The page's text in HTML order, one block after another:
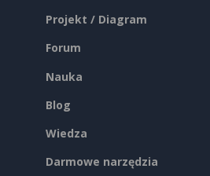
Projekt / Diagram
Forum
Nauka
Blog
Wiedza
Darmowe narzędzia